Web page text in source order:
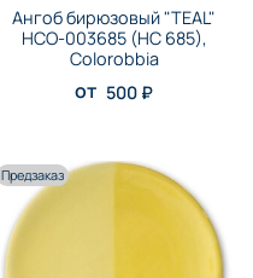
Ангоб бирюзовый "TEAL"
НСО-003685 (НС 685),
Colorobbia
от 500 ₽
Предзаказ